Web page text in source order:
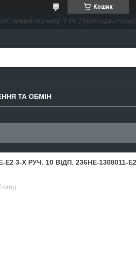
Кошик
нижній периметр П109. (Пункт видачі
ТА ОБМІН
3-Х РУЧ. 10 ВІДП. 236НЕ-1308011-Е2
omg